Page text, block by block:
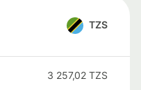
TZS
3 257,02 TZS